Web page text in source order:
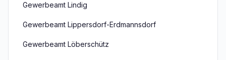
Gewerbeamt Lindig
Gewerbeamt Lippersdorf-Erdmannsdorf
Gewerbeamt Löberschütz